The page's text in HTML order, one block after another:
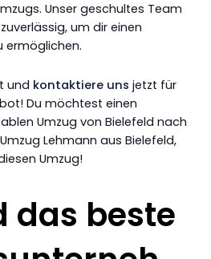
Unser geschultes Team
um dir einen
ermöglichen.
und kontaktiere uns jetzt für
Du möchtest einen
Umzug von Bielefeld nach
Lehmann aus Bielefeld,
Umzug!
das beste